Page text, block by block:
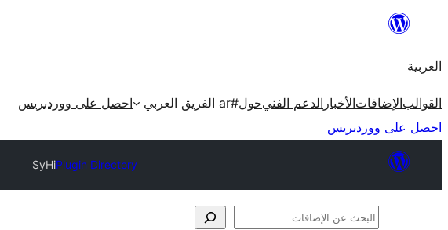
المحتوى
العربية
القوالبالإضافاتالأخبار الدعم الفنيحول#ar الفريق العربي
احصل على ووردبريس
احصل على ووردبريس
Plugin Directory
SyHi
البحث